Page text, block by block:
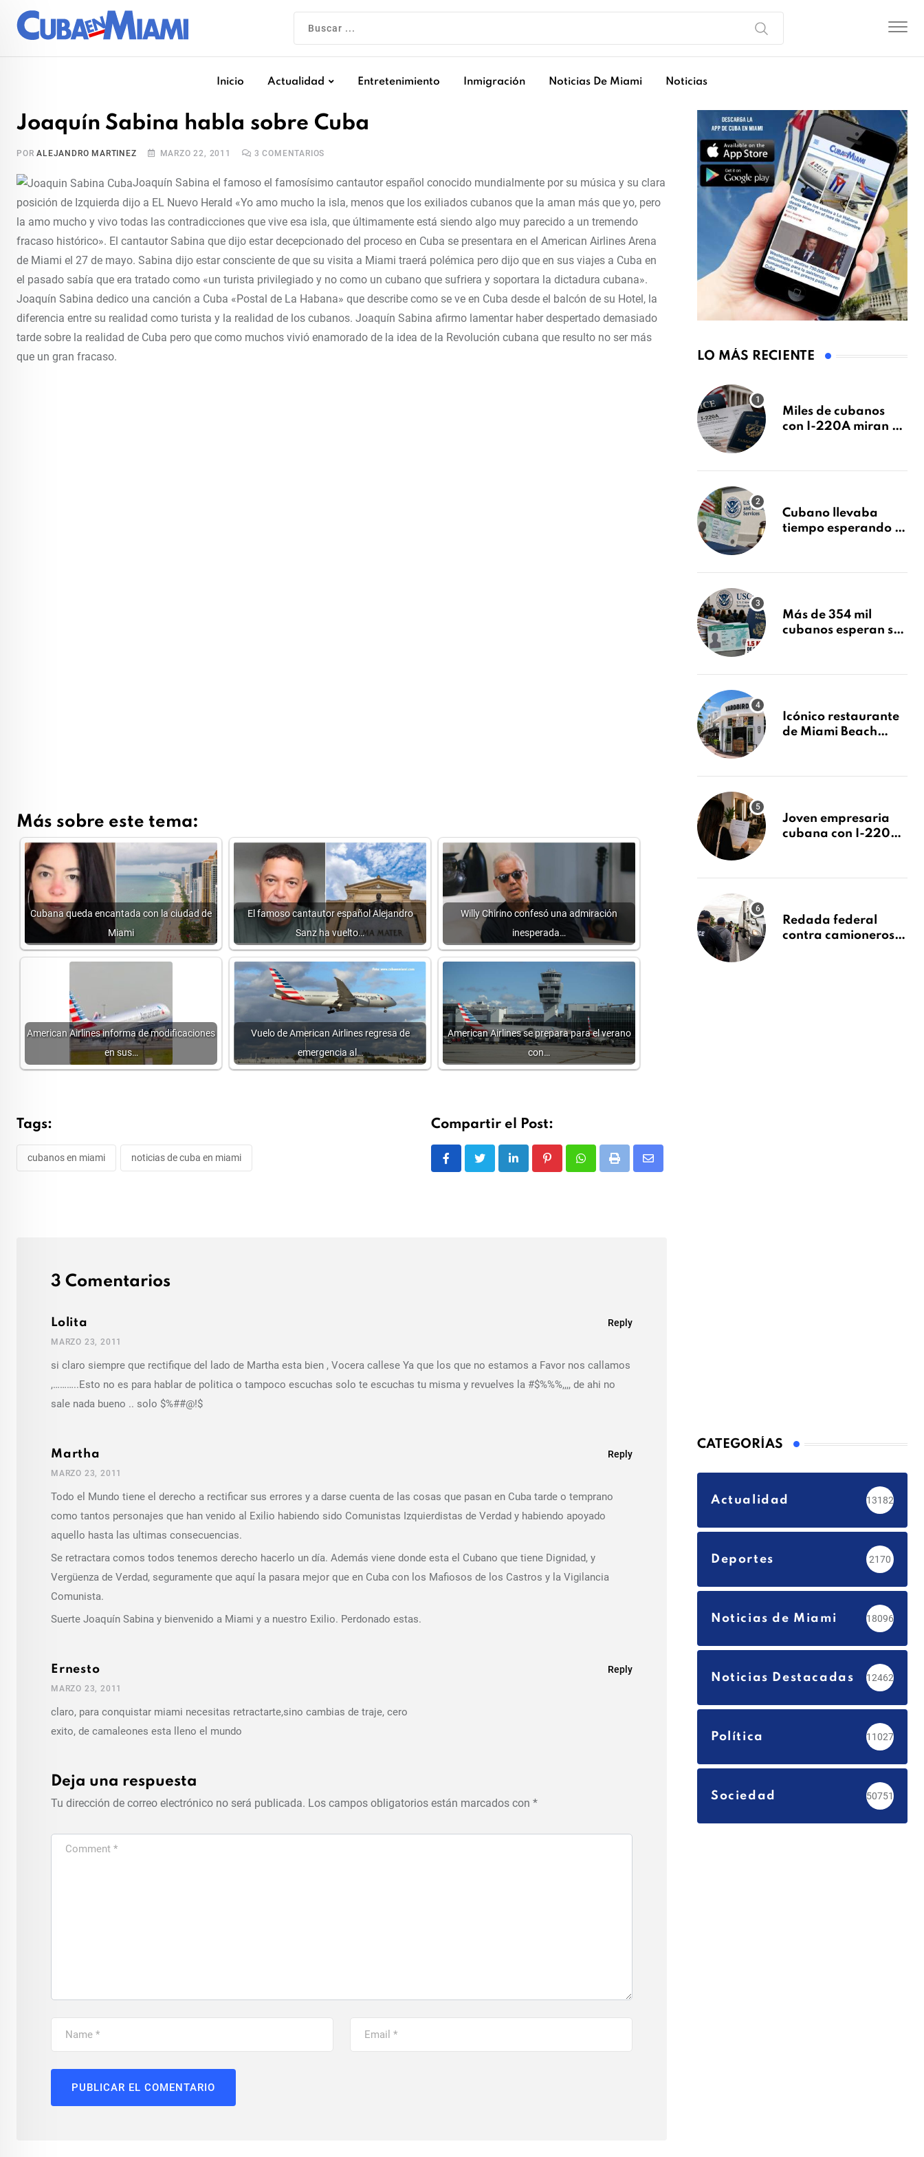
Inicio Actualidad Entretenimiento Inmigración Noticias De Miami Noticias
Joaquín Sabina habla sobre Cuba
PORALEJANDRO MARTINEZ MARZO 22, 2011 3 COMENTARIOS
Joaquín Sabina el famoso el famosísimo cantautor español conocido mundialmente por su música y su clara
posición de Izquierda dijo a EL Nuevo Herald «Yo amo mucho la isla, menos que los exiliados cubanos que la aman más que yo, pero
la amo mucho y vivo todas las contradicciones que vive esa isla, que últimamente está siendo algo muy parecido a un tremendo
fracaso histórico». El cantautor Sabina que dijo estar decepcionado del proceso en Cuba se presentara en el American Airlines Arena
de Miami el 27 de mayo. Sabina dijo estar consciente de que su visita a Miami traerá polémica pero dijo que en sus viajes a Cuba en
el pasado sabía que era tratado como «un turista privilegiado y no como un cubano que sufriera y soportara la dictadura cubana».
Joaquín Sabina dedico una canción a Cuba «Postal de La Habana» que describe como se ve en Cuba desde el balcón de su Hotel, la
diferencia entre su realidad como turista y la realidad de los cubanos. Joaquín Sabina afirmo lamentar haber despertado demasiado
tarde sobre la realidad de Cuba pero que como muchos vivió enamorado de la idea de la Revolución cubana que resulto no ser más
que un gran fracaso.
Más sobre este tema:
Cubana queda encantada con la ciudad de
Miami
El famoso cantautor español Alejandro
Sanz ha vuelto…
Willy Chirino confesó una admiración
inesperada…
American Airlines informa de modificaciones
en sus…
Vuelo de American Airlines regresa de
emergencia al…
American Airlines se prepara para el verano
con…
Tags:
cubanos en miami noticias de cuba en miami
Compartir el Post:
LinkedIn PinterestWhatsappPrint
Share
3 Comentarios
Reply
Lolita
MARZO 23, 2011
si claro siempre que rectifique del lado de Martha esta bien , Vocera callese Ya que los que no estamos a Favor nos callamos
,………..Esto no es para hablar de politica o tampoco escuchas solo te escuchas tu misma y revuelves la #$%%%,,,, de ahi no
sale nada bueno .. solo $%##@!$
Reply
Martha
MARZO 23, 2011
Todo el Mundo tiene el derecho a rectificar sus errores y a darse cuenta de las cosas que pasan en Cuba tarde o temprano
como tantos personajes que han venido al Exilio habiendo sido Comunistas Izquierdistas de Verdad y habiendo apoyado
aquello hasta las ultimas consecuencias.
Se retractara comos todos tenemos derecho hacerlo un día. Además viene donde esta el Cubano que tiene Dignidad, y
Vergüenza de Verdad, seguramente que aquí la pasara mejor que en Cuba con los Mafiosos de los Castros y la Vigilancia
Comunista.
Suerte Joaquín Sabina y bienvenido a Miami y a nuestro Exilio. Perdonado estas.
Reply
Ernesto
MARZO 23, 2011
claro, para conquistar miami necesitas retractarte,sino cambias de traje, cero
exito, de camaleones esta lleno el mundo
Deja una respuesta
Tu dirección de correo electrónico no será publicada. Los campos obligatorios están marcados con *
LO MÁS RECIENTE
Miles de cubanos
con I-220A miran al
decidirse en una
Cubano llevaba
tiempo esperando su
tras Writ of
Más de 354 mil
cubanos esperan su
millones de
Icónico restaurante
de Miami Beach
después de 15 años
Joven empresaria
cubana con I-220A
“Todavía no me
Redada federal
contra camioneros
CATEGORÍAS
Actualidad 13182
Deportes 2170
Noticias de Miami 18096
Noticias Destacadas 12462
Política 11027
Sociedad 50751